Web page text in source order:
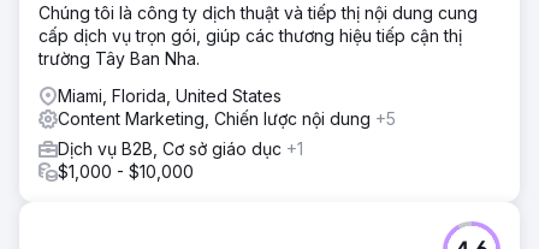
hàng tháng, bao gồm blog, trang và nghiên cứu điển hình.
● Chiến dịch tìm kiếm và quảng cáo trên mạng xã hội. ●
Phát triển và triển khai các bài đăng trên mạng xã hội hàng
tuần. ● Tạo và phân phối email tiếp thị hai tháng một lần.
Kết quả
DOANH THU THÊM TRÊN 1 TRIỆU USD
Chúng tôi là công ty dịch thuật và tiếp thị nội dung cung
cấp dịch vụ trọn gói, giúp các thương hiệu tiếp cận thị
trường Tây Ban Nha.
Miami, Florida, United States
Content Marketing, Chiến lược nội dung +5
Dịch vụ B2B, Cơ sở giáo dục +1
$1,000 - $10,000